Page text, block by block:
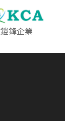
鎧鋒企業